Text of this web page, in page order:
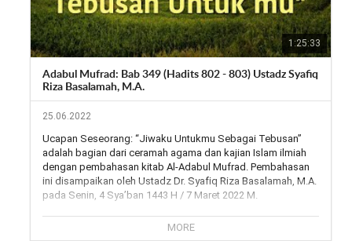
Outlet rodja
https://wa.me/6281291888756
1:25:33
Adabul Mufrad: Bab 349 (Hadits 802 - 803) Ustadz Syafiq
Riza Basalamah, M.A.
25.06.2022
Ucapan Seseorang: “Jiwaku Untukmu Sebagai Tebusan”
adalah bagian dari ceramah agama dan kajian Islam ilmiah
dengan pembahasan kitab Al-Adabul Mufrad. Pembahasan
ini disampaikan oleh Ustadz Dr. Syafiq Riza Basalamah, M.A.
pada Senin, 4 Sya’ban 1443 H / 7 Maret 2022 M.
MORE